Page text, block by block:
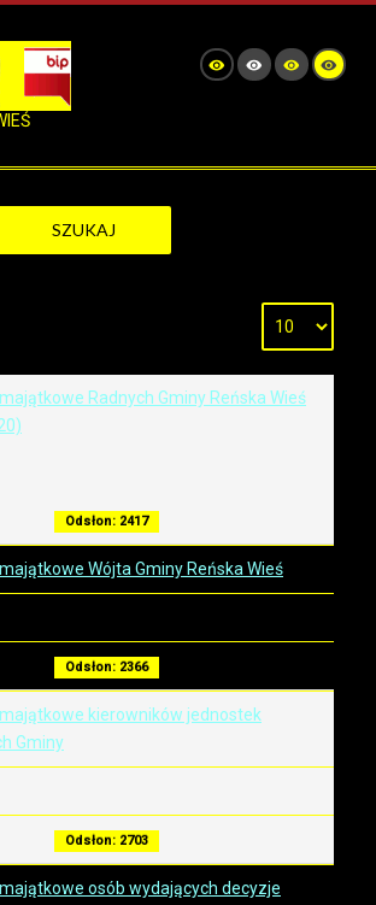
SZUKAJ
Radnych Gminy Reńska Wieś
Odsłon: 2417
Wójta Gminy Reńska Wieś
Odsłon: 2366
kierowników jednostek
Gminy
Odsłon: 2703
osób wydających decyzje